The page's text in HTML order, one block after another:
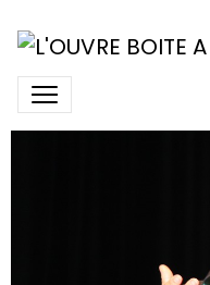
2018-
loup25-joel